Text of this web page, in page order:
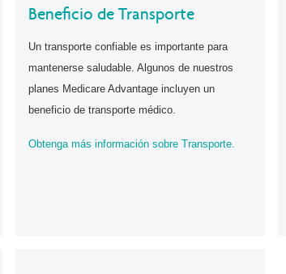
Beneficio de Transporte
Un transporte confiable es importante para
mantenerse saludable. Algunos de nuestros
planes Medicare Advantage incluyen un
beneficio de transporte médico.
Obtenga más información sobre Transporte.